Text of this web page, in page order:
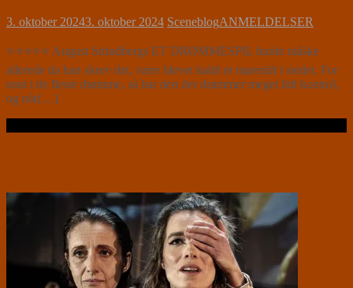
3. oktober 20243. oktober 2024 SceneblogANMELDELSER
⭐⭐⭐⭐⭐ August Strindbergs ET DRØMMESPIL burde måske
allerede da han skrev det, være blevet kaldt et mareridt i stedet. For
som i de fleste drømme, så har den der drømmer meget lidt kontrol,
og når[…]